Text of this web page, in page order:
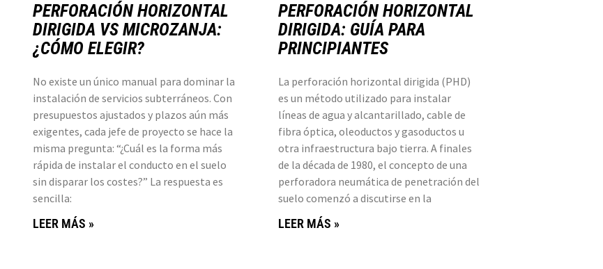
PERFORACIÓN HORIZONTAL
DIRIGIDA VS MICROZANJA:
¿CÓMO ELEGIR?
No existe un único manual para dominar la
instalación de servicios subterráneos. Con
presupuestos ajustados y plazos aún más
exigentes, cada jefe de proyecto se hace la
misma pregunta: “¿Cuál es la forma más
rápida de instalar el conducto en el suelo
sin disparar los costes?” La respuesta es
sencilla:
LEER MÁS »
PERFORACIÓN HORIZONTAL
DIRIGIDA: GUÍA PARA
PRINCIPIANTES
La perforación horizontal dirigida (PHD)
es un método utilizado para instalar
líneas de agua y alcantarillado, cable de
fibra óptica, oleoductos y gasoductos u
otra infraestructura bajo tierra. A finales
de la década de 1980, el concepto de una
perforadora neumática de penetración del
suelo comenzó a discutirse en la
LEER MÁS »